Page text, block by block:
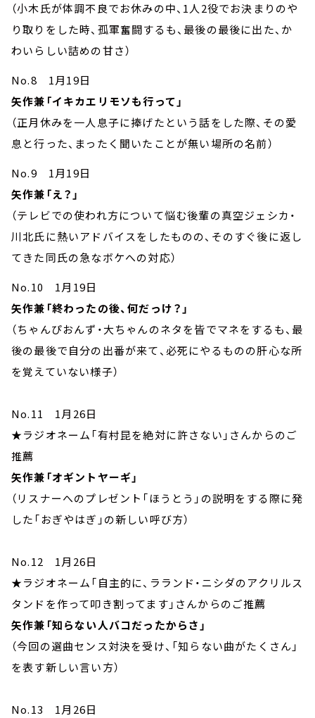
（小木氏が体調不良でお休みの中、1人2役でお決まりのや
り取りをした時、孤軍奮闘するも、最後の最後に出た、か
わいらしい詰めの甘さ）
No.8 1月19日
矢作兼「イキカエリモソも行って」
（正月休みを一人息子に捧げたという話をした際、その愛
息と行った、まったく聞いたことが無い場所の名前）
No.9 1月19日
矢作兼「え？」
（テレビでの使われ方について悩む後輩の真空ジェシカ・
川北氏に熱いアドバイスをしたものの、そのすぐ後に返し
てきた同氏の急なボケへの対応）
No.10 1月19日
矢作兼「終わったの後、何だっけ？」
（ちゃんぴおんず・大ちゃんのネタを皆でマネをするも、最
後の最後で自分の出番が来て、必死にやるものの肝心な所
を覚えていない様子）
No.11 1月26日
★ラジオネーム「有村昆を絶対に許さない」さんからのご
推薦
矢作兼「オギントヤーギ」
（リスナーへのプレゼント「ほうとう」の説明をする際に発
した「おぎやはぎ」の新しい呼び方）
No.12 1月26日
★ラジオネーム「自主的に、ラランド・ニシダのアクリルス
タンドを作って叩き割ってます」さんからのご推薦
矢作兼「知らない人バコだったからさ」
（今回の選曲センス対決を受け、「知らない曲がたくさん」
を表す新しい言い方）
No.13 1月26日